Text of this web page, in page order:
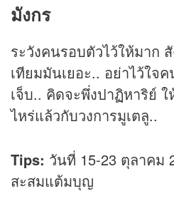
มังกร
ระวังคนรอบตัวไว้ให้มาก
เทียมมันเยอะ.. อย่าไว้ใจ
เจ็บ.. คิดจะพึ่งปาฏิหาริย์
ไหร่แล้วกับวงการมูเตลู..
Tips: วันที่ 15-23 ตุลาคม
สะสมแต้มบุญ